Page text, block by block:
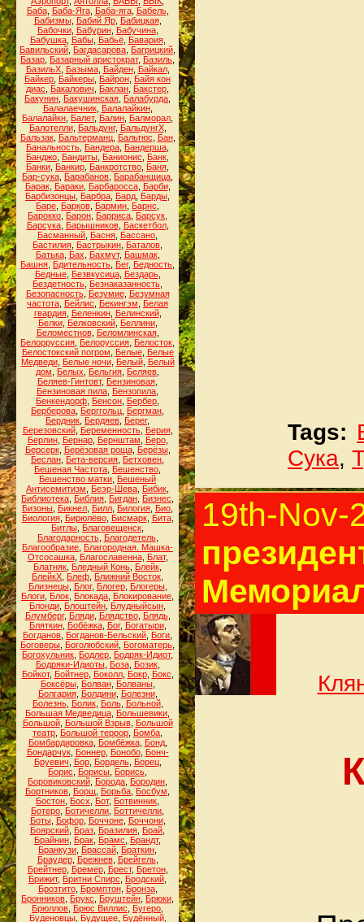
Баба, Баба-Яга, Баба-яга, Бабель,
Бабизмы, Бабий Яр, Бабицкая,
Бабочки, Бабурин, Бабучина,
Бабушка, Бабы, Бабьё, Бавария,
Бавильский Багдасарова Багрицкий
Базар Базарный аристократ, Базиль
БазильХ, Базыма, Байден, Байкал,
Байкер Байкеры Байрон Байя кон
диас
Бакалович Баклан Бакстер
Бакунин Бакушинская Балабурда
Балалаечник, Балалайкин,
Балалайкн Балет, Балин Балморал
Балотелли, Бальдунг, БальдунгХ,
Бальзак, Бальтерманц, Бальтюс Бан,
Банальность Бандера Бандерша
Банджо Бандиты Банионис Банк
Банки Банкир Банкротство Баня
Бар-сука Барабанов Барабанщица
Барак, Бараки, Барбаросса, Барби,
Барбизонцы Барбра Бард Барды
Баре Барков Бармин Барнс
Барокко Барон Барриса Барсук
Барсука, Барышников, Баскетбол,
Басманный Басня Бассано
Бастилия Бастрыкин Баталов
Батька, Бах Бахмут, Башмак,
Башня Бдительность Бег, Бедность
Бедные, Безвкусица, Бездарь,
Бездетность Безнаказанность
Безопасность, Безумие, Безумная
частота Бейлис Бекингэм
Белая
гвардия, Беленкин, Белинский,
Белки, Белковский, Беллини,
Беломестнов, Беломлинская,
Белорруссия Белоруссия Белосток
Белостокский погром
Белые, Белые
Медведи, Белые ночи, Белый, Белый
дом
Белых Бельгия Беляев
Беляев-Гинтовт, Бензиновая
Бензиновая пила Бензопила
Бенкендорф Бенсон Бербер
Берберова Берггольц Бергман
Бердник Бердяев Берег,
Березовский, Беременность, Берия,
Берлин, Бернар, Бернштам Беро,
Берсерк, Берёзовая роща, Берёзы,
Беслан Бета-версия Бетховен
Бешеная Частота Бешенство
Бешенство матки Бешеный
Антисемитизм
Беэр-Шева Бибик
Библиотека Библия Бигдан Бизнес
Бизоны Бикнел Билл Билогия Био
Биология, Бирюлёво, Бисмарк, Бита,
Битлы Благовещенск
Благодарность, Благодетель,
Благообразие Благородная. Машка-
Отсосашка, Благославенна, Блат,
Блатняк Бледный Конь Блейк
БлейкХ Блеф Ближний Восток
Близнецы, Блог, Блогер, Блогеры,
Блоги Блок Блокада Блокирование
Блонди Блоштейн Блудныйсын
Блумберг, Бляди, Блядство, Блядь,
Бляткин, Бобёжка, Бог, Богатыри,
Богданов Богданов-Бельский Боги
Боговеры Боголюбский Богоматерь
Богохульник Бодлер Бодряк-Идиот,
Бодряки-Идиоты, Боза, Бозик,
Бойкот, Бойтнер, Боколл, Бокр, Бокс
Боксёры, Болван, Болваны,
Болгария, Болдини, Болезни,
Болезнь, Болик, Боль, Больной,
Большая Медведица Большевики
Большой, Большой Взрыв, Большой
театр Большой террор Бомба
Бомбардировка, Бомбёжка, Бонд,
Бондарчук, Боннер, Бонобо, Бонч-
Бруевич
Бор, Бордель, Борец,
Борис
Борисы Борись
Боровиковский Борода Бородин
Бортников Борщ Борьба Босбум
Бостон Босх Бот, Ботвинник
Ботеро Ботичелли Боттичелли
Боты, Бофор, Боччоне, Боччони,
Боярский Браз Бразилия Брай
Брайнин Брак Брамс Брандт,
Бранкузи Брассай Браткин
Браудер, Брежнев, Брейгель,
Брейтнер, Бремер, Брест, Бретон,
Брижит, Бритни Спирс Бродский
Брозтито, Бромптон, Бронза,
Бронников Брукс Бруштейн Брюки
Брюллов Брюс Виллис Бугеро
Буденовцы, Будущее, Будённый,
Tags:
Сука,
19th-Nov-